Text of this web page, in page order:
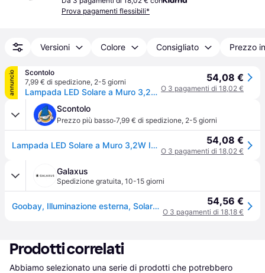
Prova pagamenti flessibili*
Versioni Colore Consigliato Prezzo
annuncio
Scontolo
7,99 € di spedizione, 2-5 giorni
Lampada LED Solare a Muro 3,2W IP65 Sensore di Movimento Nero
54,08 €
O 3 pagamenti di 18,02 €
Scontolo
Prezzo più basso·7,99 € di spedizione, 2-5 giorni
Lampada LED Solare a Muro 3,2W IP65 Sensore di Movimento Nero 54,08 €
O 3 pagamenti di 18,02 €
Galaxus
Spedizione gratuita, 10-15 giorni
Goobay, Illuminazione esterna, Solare a LED (400lm, IP65) 54,56 €
O 3 pagamenti di 18,18 €
Prodotti correlati
Abbiamo selezionato una serie di prodotti che potrebbero